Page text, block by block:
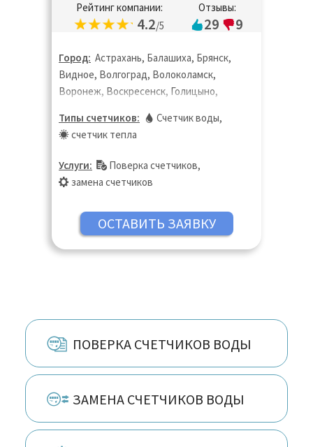
Рейтинг компании:
4.2/5
Отзывы:
29 9
Город: Астрахань, Балашиха, Брянск,
Видное, Волгоград, Волоколамск,
Воронеж, Воскресенск, Голицыно,
Дмитров, Долгопрудный, Домодедово,
Дубна, Екатеринбург, Жуковский,
Зарайск, Звенигород, Иваново,
Ивантеевка, Ижевск, Истра, Казань,
Калининград, Калуга, Кашира, Кинешма,
Киров, Клин, Коломна, Королёв,
Кострома, Котельники, Красногорск,
Краснодар, Краснодар, Краснозаводск,
Самара, Санкт-Петербург, Саратов,
Тюмень, Ульяновск, Чебоксары, Челябинск
Типы счетчиков: Счетчик воды,
счетчик тепла
Услуги: Поверка счетчиков,
замена счетчиков
ПОВЕРКА СЧЕТЧИКОВ ВОДЫ
ЗАМЕНА СЧЕТЧИКОВ ВОДЫ